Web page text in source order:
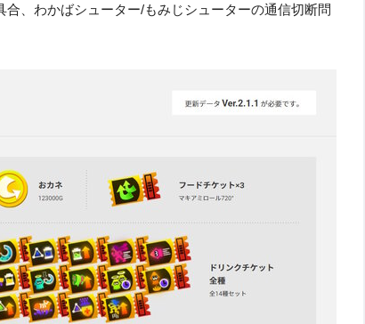
、わかばシューター/もみじシューターの通信切断問